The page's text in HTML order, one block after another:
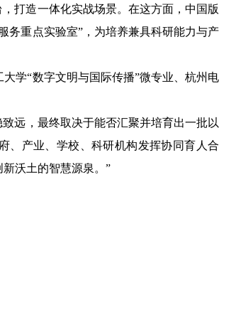
打造一体化实战场景。在这方面，中国版
务重点实验室”，为培养兼具科研能力与产
学“数字文明与国际传播”微专业、杭州电
远，最终取决于能否汇聚并培育出一批以
、产业、学校、科研机构发挥协同育人合
沃土的智慧源泉。”